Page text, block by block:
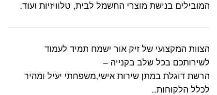
המובילים בנישת מוצרי החשמל לבית, טלוויזיות ועוד.
הצוות המקצועי של זיק אור ישמח תמיד לעמוד
לשירותכם בכל שלב בקנייה –
הרשת דוגלת במתן שירות אישי,משפחתי יעיל ומהיר
לכלל הלקוחות..